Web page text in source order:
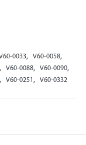
0033, V60-0058,
, V60-0088, V60-0090,
, V60-0251 , V60-0332